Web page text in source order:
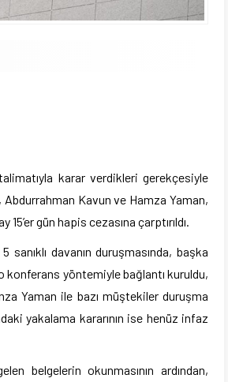
talimatıyla karar verdikleri gerekçesiyle
Kavun ve Hamza Yaman,
gün hapis cezasına çarptırıldı.
davanın duruşmasında, başka
yöntemiyle bağlantı kuruldu,
Yaman ile bazı müştekiler duruşma
yakalama kararının ise henüz infaz
belgelerin okunmasının ardından,